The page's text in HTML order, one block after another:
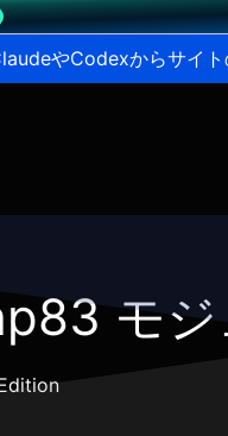
やCodexからサイ
モジ